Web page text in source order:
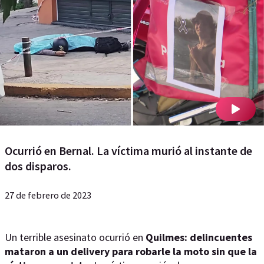
Ocurrió en Bernal. La víctima murió al instante de
dos disparos.
27 de febrero de 2023
Un terrible asesinato ocurrió en Quilmes: delincuentes
mataron a un delivery para robarle la moto sin que la